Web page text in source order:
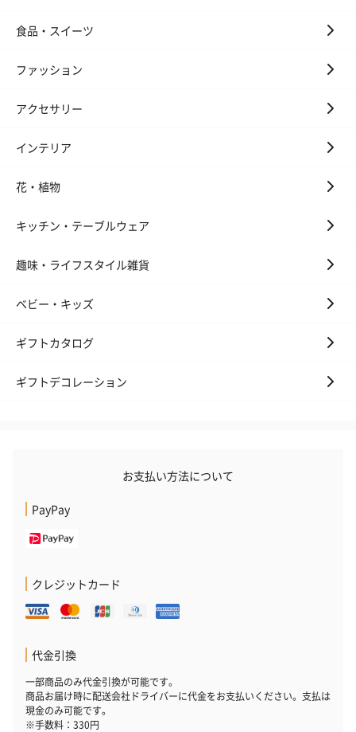
BIRTHDAY TO YOU）
（660円）
スイーツ
ゼリーバウム カット
（レモン＆紅茶）（432
3層デザート
ェ〜国産フル
ハンドクリーム3本セッ
ト【ありがとう】
（1,100円）
レープフルーツ）
（2,145円）
円）
食品・スイーツ
ファッション
アクセサリー
インテリア
花・植物
キッチン・テーブルウェア
趣味・ライフスタイル雑貨
ベビー・キッズ
ギフトカタログ
ギフトデコレーション
お支払い方法について
PayPay
クレジットカード
代金引換
一部商品のみ代金引換が可能です。
商品お届け時に配送会社ドライバーに代金をお支払いください。支払は
現金のみ可能です。
※手数料：330円